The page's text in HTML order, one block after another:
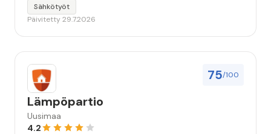
Sähkötyöt
Päivitetty 29.7.2026
75/100
Lämpöpartio
Uusimaa
4.2